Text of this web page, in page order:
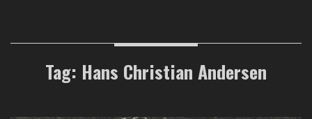
Tag: Hans Christian Andersen